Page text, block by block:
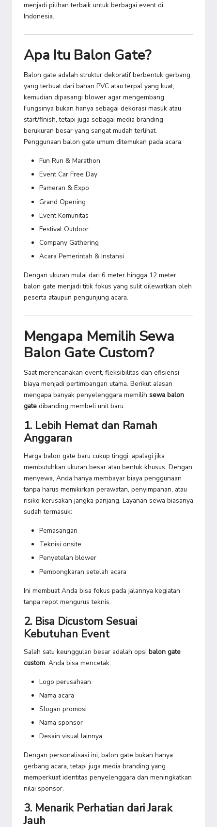
menjadi pilihan terbaik untuk berbagai event di
Indonesia.
Apa Itu Balon Gate?
Balon gate adalah struktur dekoratif berbentuk gerbang
yang terbuat dari bahan PVC atau terpal yang kuat,
kemudian dipasangi blower agar mengembang.
Fungsinya bukan hanya sebagai dekorasi masuk atau
start/finish, tetapi juga sebagai media branding
berukuran besar yang sangat mudah terlihat.
Penggunaan balon gate umum ditemukan pada acara:
Fun Run & Marathon
Event Car Free Day
Pameran & Expo
Grand Opening
Event Komunitas
Festival Outdoor
Company Gathering
Acara Pemerintah & Instansi
Dengan ukuran mulai dari 6 meter hingga 12 meter,
balon gate menjadi titik fokus yang sulit dilewatkan oleh
peserta ataupun pengunjung acara.
Mengapa Memilih Sewa
Balon Gate Custom?
Saat merencanakan event, fleksibilitas dan efisiensi
biaya menjadi pertimbangan utama. Berikut alasan
mengapa banyak penyelenggara memilih sewa balon
gate dibanding membeli unit baru:
1. Lebih Hemat dan Ramah
Anggaran
Harga balon gate baru cukup tinggi, apalagi jika
membutuhkan ukuran besar atau bentuk khusus. Dengan
menyewa, Anda hanya membayar biaya penggunaan
tanpa harus memikirkan perawatan, penyimpanan, atau
risiko kerusakan jangka panjang. Layanan sewa biasanya
sudah termasuk:
Pemasangan
Teknisi onsite
Penyetelan blower
Pembongkaran setelah acara
Ini membuat Anda bisa fokus pada jalannya kegiatan
tanpa repot mengurus teknis.
2. Bisa Dicustom Sesuai
Kebutuhan Event
Salah satu keunggulan besar adalah opsi balon gate
custom. Anda bisa mencetak:
Logo perusahaan
Nama acara
Slogan promosi
Nama sponsor
Desain visual lainnya
Dengan personalisasi ini, balon gate bukan hanya
gerbang acara, tetapi juga media branding yang
memperkuat identitas penyelenggara dan meningkatkan
nilai sponsor.
3. Menarik Perhatian dari Jarak
Jauh